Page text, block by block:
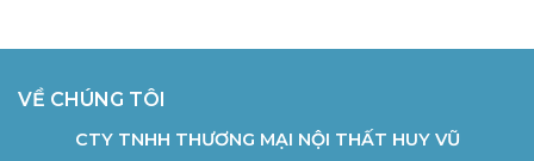
VỀ CHÚNG TÔI
CTY TNHH THƯƠNG MẠI NỘI THẤT HUY VŨ